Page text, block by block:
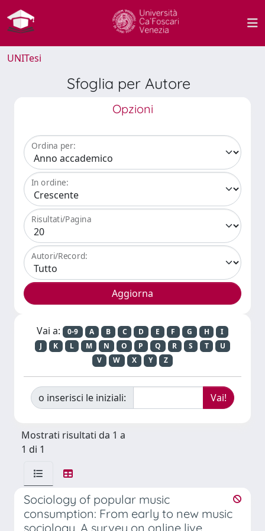
UNITesi
Sfoglia per Autore
Opzioni
Ordina per:
In ordine:
Risultati/Pagina
Autori/Record:
Vai a: 0-9 A B C D E F G H
I
J
K L M N O P Q R S T
U
V
W X Y Z
o inserisci le iniziali:
Mostrati risultati da 1 a
1 di 1
Sociology of popular music
consumption: From early to new music
sociology. A survey on online live